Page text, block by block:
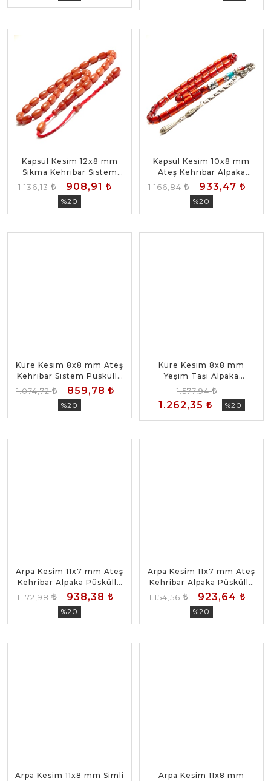
Kapsül Kesim 12x8 mm
Sıkma Kehribar Sistem
Püsküllü Tesbih
1.136,13 908,91
%20
Kapsül Kesim 10x8 mm
Ateş Kehribar Alpaka
Püsküllü Tesbih
1.166,84 933,47
%20
Küre Kesim 8x8 mm Ateş
Kehribar Sistem Püsküllü
Tesbih
1.074,72 859,78
%20
Küre Kesim 8x8 mm
Yeşim Taşı Alpaka
Püsküllü Tesbih
1.577,94
1.262,35 %20
Arpa Kesim 11x7 mm Ateş
Kehribar Alpaka Püsküllü
Tesbih
1.172,98 938,38
%20
Arpa Kesim 11x7 mm Ateş
Kehribar Alpaka Püsküllü
Tesbih
1.154,56 923,64
%20
Arpa Kesim 11x8 mm Simli
Arpa Kesim 11x8 mm